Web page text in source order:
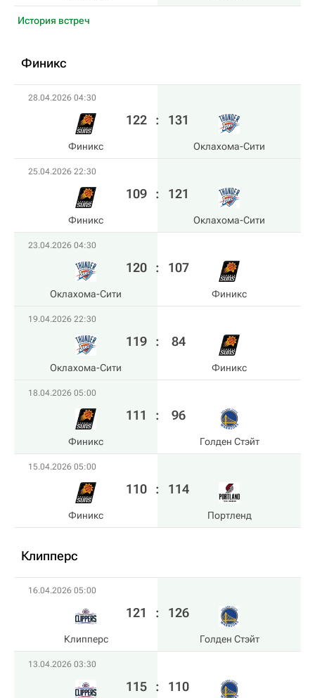
История встреч
Финикс
28.04.2026 04:30
Финикс
122 : 131
Оклахома-Сити
25.04.2026 22:30
Финикс
109 : 121
Оклахома-Сити
23.04.2026 04:30
Оклахома-Сити
120 : 107
Финикс
19.04.2026 22:30
Оклахома-Сити
119 : 84
Финикс
18.04.2026 05:00
Финикс
111 : 96
Голден Стэйт
15.04.2026 05:00
Финикс
110 : 114
Портленд
Клипперс
16.04.2026 05:00
Клипперс
121 : 126
Голден Стэйт
13.04.2026 03:30
115 : 110